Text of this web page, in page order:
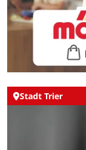
Stadt Trier